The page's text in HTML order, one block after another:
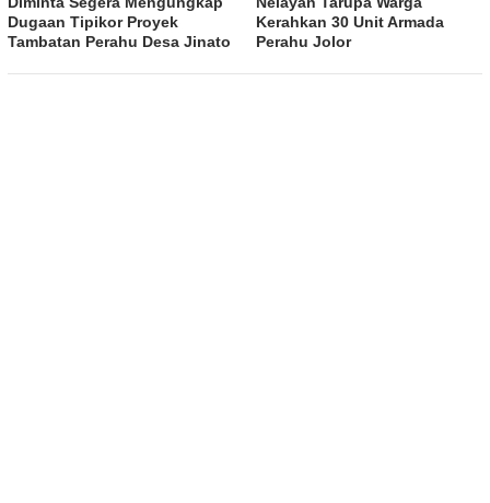
Dugaan Tipikor Proyek
Tambatan Perahu Desa Jinato
Kerahkan 30 Unit Armada
Perahu Jolor